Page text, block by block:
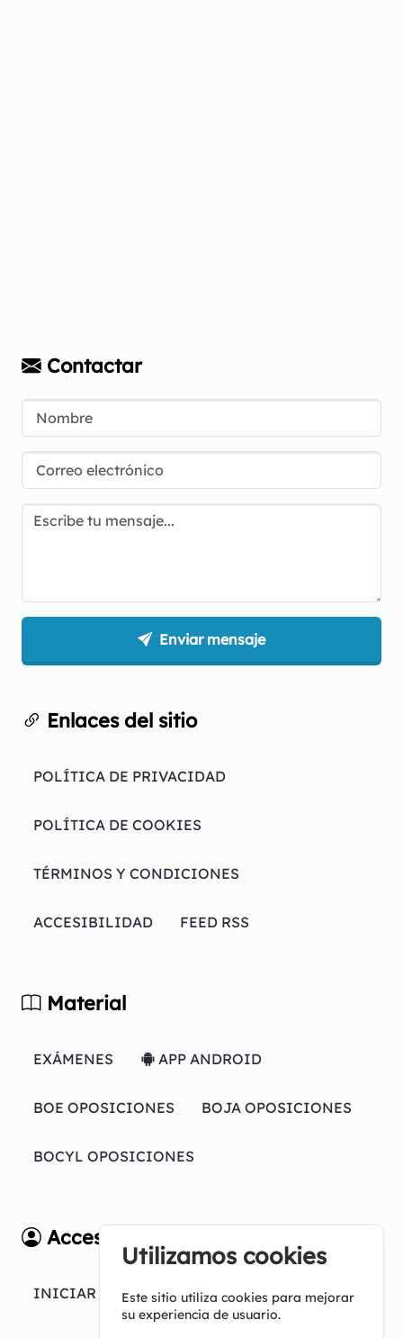
Contactar
Enviar mensaje
Enlaces del sitio
POLÍTICA DE PRIVACIDAD
POLÍTICA DE COOKIES
TÉRMINOS Y CONDICIONES
ACCESIBILIDAD FEED RSS
Material
EXÁMENES APP ANDROID
BOE OPOSICIONES BOJA OPOSICIONES
BOCYL OPOSICIONES
Acceso
INICIAR SESION
Utilizamos cookies
Este sitio utiliza cookies para mejorar
su experiencia de usuario.